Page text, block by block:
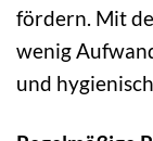
fördern. Mit
wenig
und